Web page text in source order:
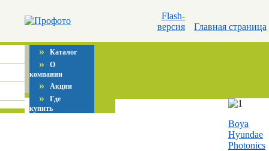
Flash-
версия
Главная страница
» Каталог
» О
компании
» Акции
» Где
купить
Boya
Hyundae
Photonics